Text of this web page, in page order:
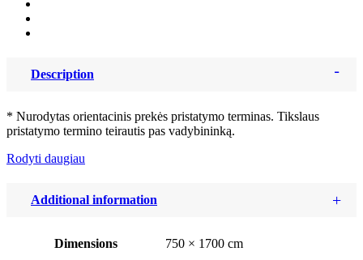
Description
* Nurodytas orientacinis prekės pristatymo terminas. Tikslaus
pristatymo termino teirautis pas vadybininką.
Rodyti daugiau
Additional information
Dimensions 750 × 1700 cm